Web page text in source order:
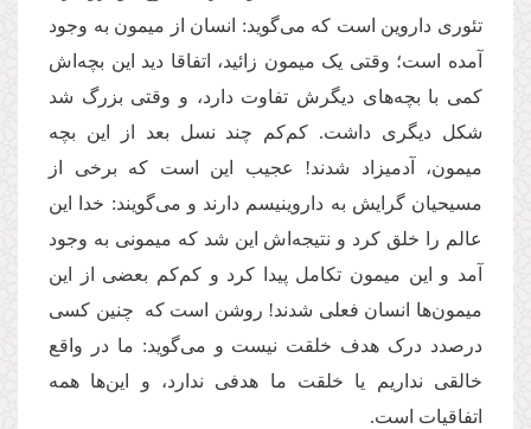
تئوری داروین است که می‌گوید: انسان از میمون به وجود
آمده است؛ وقتی یک میمون زائید، اتفاقا دید این بچه‌اش
کمی با بچه‌های دیگرش تفاوت دارد، و وقتی بزرگ شد
شکل دیگری داشت. کم‌کم چند نسل بعد از این بچه‌
میمون، آدمیزاد شدند! عجیب این است که برخی از
مسیحیان گرایش به داروینیسم دارند و می‌گویند: خدا این
عالم را خلق کرد و نتیجه‌اش این شد که میمونی به وجود
آمد و این میمون تکامل پیدا کرد و کم‌کم بعضی از این
میمون‌ها انسان فعلی شدند! روشن است که چنین کسی
درصدد درک هدف خلقت نیست و می‌گوید: ما در واقع
خالقی نداریم یا خلقت ما هدفی ندارد، و این‌ها همه
اتفاقیات است.